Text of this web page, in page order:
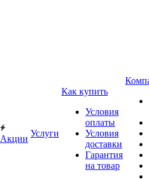
Акции
Услуги
Как купить
Условия
оплаты
Условия
доставки
Гарантия
на товар